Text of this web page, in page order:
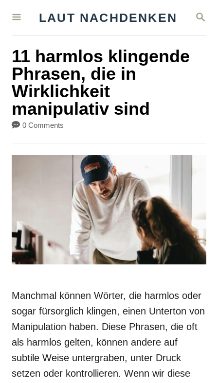
S
A
LAUT NACHDENKEN
11 harmlos klingende
Phrasen, die in
Wirklichkeit
manipulativ sind
0 Comments
Manchmal können Wörter, die harmlos oder
sogar fürsorglich klingen, einen Unterton von
Manipulation haben. Diese Phrasen, die oft
als harmlos gelten, können andere auf
subtile Weise untergraben, unter Druck
setzen oder kontrollieren. Wenn wir diese